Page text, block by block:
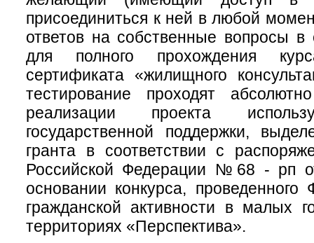
присоединиться к ней в любой
ответов на собственные вопросы
для полного прохождения
сертификата «жилищного
тестирование проходят
реализации проекта
государственной поддержки,
гранта в соответствии c
Российской Федерации №68 - рп
основании конкурса,
гражданской активности в малых
территориях «Перспектива».